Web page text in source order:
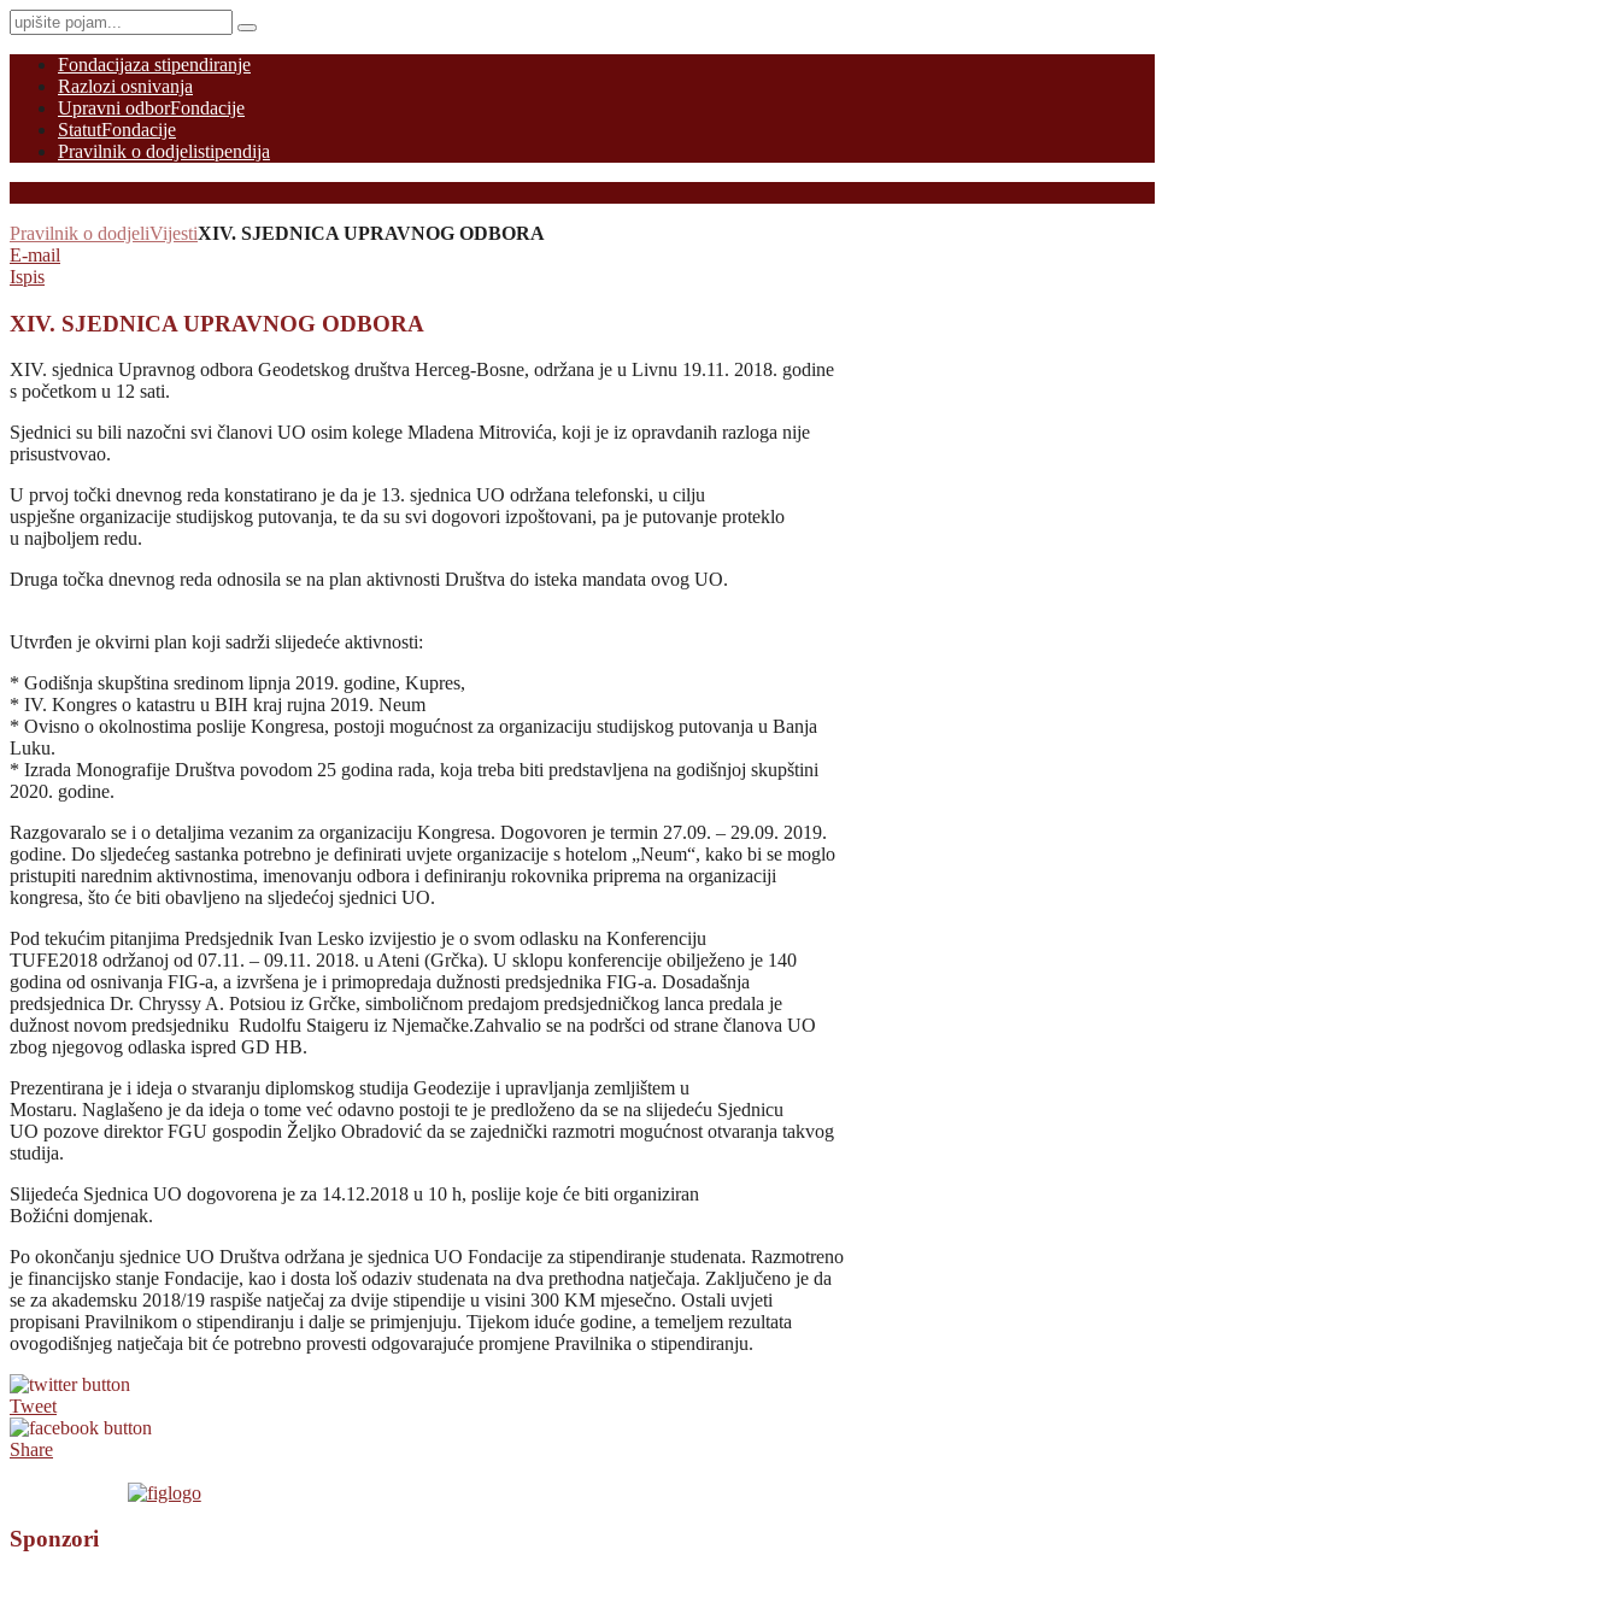
Fondacijaza stipendiranje
Razlozi osnivanja
Upravni odborFondacije
StatutFondacije
Pravilnik o dodjelistipendija
Pravilnik o dodjeliVijestiXIV. SJEDNICA UPRAVNOG ODBORA
E-mail
Ispis
XIV. SJEDNICA UPRAVNOG ODBORA
XIV. sjednica Upravnog odbora Geodetskog društva Herceg-Bosne, održana je u Livnu 19.11. 2018. godine
s početkom u 12 sati.
Sjednici su bili nazočni svi članovi UO osim kolege Mladena Mitrovića, koji je iz opravdanih razloga nije
prisustvovao.
U prvoj točki dnevnog reda konstatirano je da je 13. sjednica UO održana telefonski, u cilju
uspješne organizacije studijskog putovanja, te da su svi dogovori izpoštovani, pa je putovanje proteklo
u najboljem redu.
Druga točka dnevnog reda odnosila se na plan aktivnosti Društva do isteka mandata ovog UO.
Utvrđen je okvirni plan koji sadrži slijedeće aktivnosti:
* Godišnja skupština sredinom lipnja 2019. godine, Kupres,
* IV. Kongres o katastru u BIH kraj rujna 2019. Neum
* Ovisno o okolnostima poslije Kongresa, postoji mogućnost za organizaciju studijskog putovanja u Banja
Luku.
* Izrada Monografije Društva povodom 25 godina rada, koja treba biti predstavljena na godišnjoj skupštini
2020. godine.
Razgovaralo se i o detaljima vezanim za organizaciju Kongresa. Dogovoren je termin 27.09. – 29.09. 2019.
godine. Do sljedećeg sastanka potrebno je definirati uvjete organizacije s hotelom „Neum“, kako bi se moglo
pristupiti narednim aktivnostima, imenovanju odbora i definiranju rokovnika priprema na organizaciji
kongresa, što će biti obavljeno na sljedećoj sjednici UO.
Pod tekućim pitanjima Predsjednik Ivan Lesko izvijestio je o svom odlasku na Konferenciju
TUFE2018 održanoj od 07.11. – 09.11. 2018. u Ateni (Grčka). U sklopu konferencije obilježeno je 140
godina od osnivanja FIG-a, a izvršena je i primopredaja dužnosti predsjednika FIG-a. Dosadašnja
predsjednica Dr. Chryssy A. Potsiou iz Grčke, simboličnom predajom predsjedničkog lanca predala je
dužnost novom predsjedniku Rudolfu Staigeru iz Njemačke.Zahvalio se na podršci od strane članova UO
zbog njegovog odlaska ispred GD HB.
Prezentirana je i ideja o stvaranju diplomskog studija Geodezije i upravljanja zemljištem u
Mostaru. Naglašeno je da ideja o tome već odavno postoji te je predloženo da se na slijedeću Sjednicu
UO pozove direktor FGU gospodin Željko Obradović da se zajednički razmotri mogućnost otvaranja takvog
studija.
Slijedeća Sjednica UO dogovorena je za 14.12.2018 u 10 h, poslije koje će biti organiziran
Božićni domjenak.
Po okončanju sjednice UO Društva održana je sjednica UO Fondacije za stipendiranje studenata. Razmotreno
je financijsko stanje Fondacije, kao i dosta loš odaziv studenata na dva prethodna natječaja. Zaključeno je da
se za akademsku 2018/19 raspiše natječaj za dvije stipendije u visini 300 KM mjesečno. Ostali uvjeti
propisani Pravilnikom o stipendiranju i dalje se primjenjuju. Tijekom iduće godine, a temeljem rezultata
ovogodišnjeg natječaja bit će potrebno provesti odgovarajuće promjene Pravilnika o stipendiranju.
Tweet
Share
Sponzori